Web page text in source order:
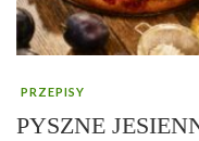
PRZEPISY
PYSZNE